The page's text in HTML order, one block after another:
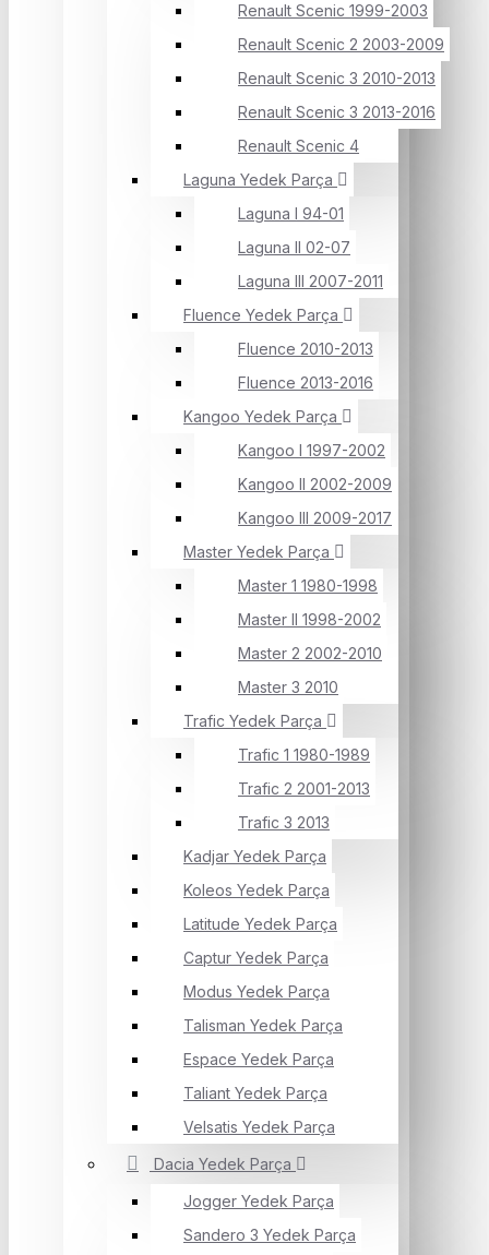
Renault Scenic 1999-2003
Renault Scenic 2 2003-2009
Renault Scenic 3 2010-2013
Renault Scenic 3 2013-2016
Renault Scenic 4
Laguna Yedek Parça
Laguna I 94-01
Laguna II 02-07
Laguna III 2007-2011
Fluence Yedek Parça
Fluence 2010-2013
Fluence 2013-2016
Kangoo Yedek Parça
Kangoo I 1997-2002
Kangoo II 2002-2009
Kangoo III 2009-2017
Master Yedek Parça
Master 1 1980-1998
Master II 1998-2002
Master 2 2002-2010
Master 3 2010
Trafic Yedek Parça
Trafic 1 1980-1989
Trafic 2 2001-2013
Trafic 3 2013
Kadjar Yedek Parça
Koleos Yedek Parça
Latitude Yedek Parça
Captur Yedek Parça
Modus Yedek Parça
Talisman Yedek Parça
Espace Yedek Parça
Taliant Yedek Parça
Velsatis Yedek Parça
Dacia Yedek Parça
Jogger Yedek Parça
Sandero 3 Yedek Parça